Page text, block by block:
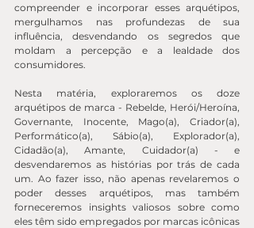
compreender e incorporar esses arquétipos,
mergulhamos nas profundezas de sua
influência, desvendando os segredos que
moldam a percepção e a lealdade dos
consumidores.
Nesta matéria, exploraremos os doze
arquétipos de marca - Rebelde, Herói/Heroína,
Governante, Inocente, Mago(a), Criador(a),
Performático(a), Sábio(a), Explorador(a),
Cidadão(a), Amante, Cuidador(a) - e
desvendaremos as histórias por trás de cada
um. Ao fazer isso, não apenas revelaremos o
poder desses arquétipos, mas também
forneceremos insights valiosos sobre como
eles têm sido empregados por marcas icônicas